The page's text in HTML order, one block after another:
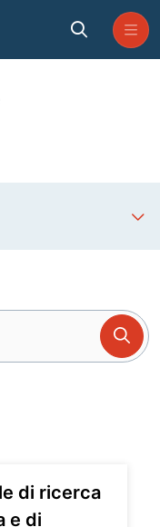
icon
di ricerca
e di